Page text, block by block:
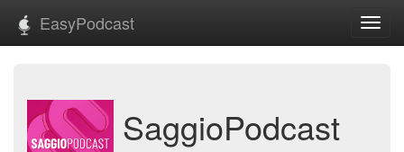
EasyPodcast
SaggioPodcast